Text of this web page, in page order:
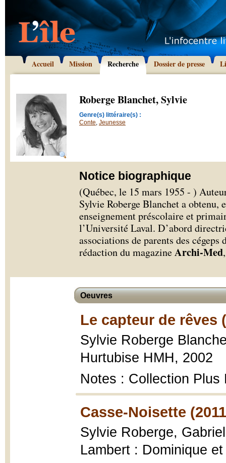
Accueil Mission Recherche Dossier de presse
Roberge Blanchet, Sylvie
Genre(s) littéraire(s) :
Conte, Jeunesse
Notice biographique
(Québec, le 15 mars 1955 - )
Sylvie Roberge Blanchet a obtenu,
enseignement préscolaire et
l’Université Laval. D’abord
associations de parents des
rédaction du magazineArchi-Med
Oeuvres
Le capteur de rêves
Sylvie Roberge
Hurtubise HMH, 2002
Notes : Collection Plus
Casse-Noisette
Sylvie Roberge,
Lambert : Dominique